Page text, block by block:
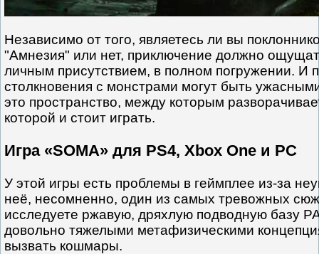
Независимо от того, являетесь ли вы
"Амнезия" или нет, приключение должно
личным присутствием, в полном погружении. И
столкновения с монстрами могут быть
это пространство, между которым
которой и стоит играть.
Игра «SOMA» для PS4, Xbox One и PC
У этой игры есть проблемы в геймплее из-за
неё, несомненно, один из самых тревожных
исследуете ржавую, дряхлую подводную базу
довольно тяжелыми метафизическими
вызвать кошмары.